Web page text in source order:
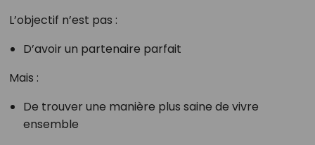
L’objectif n’est pas :
D’avoir un partenaire parfait
Mais :
De trouver une manière plus saine de vivre
ensemble